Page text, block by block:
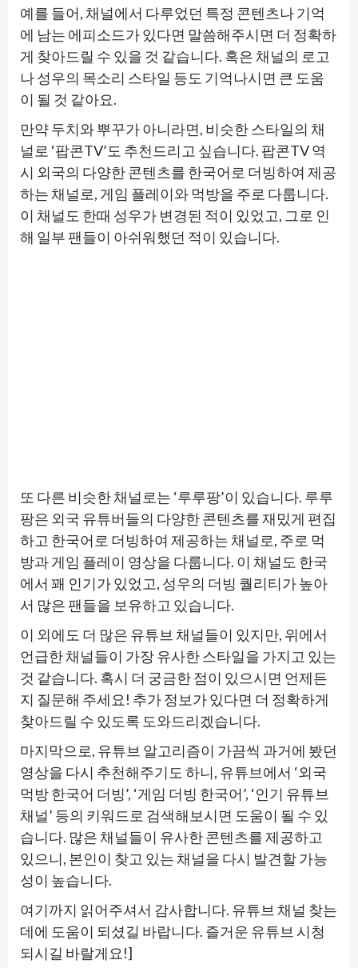
예를 들어, 채널에서 다루었던 특정 콘텐츠나 기억
에 남는 에피소드가 있다면 말씀해주시면 더 정확하
게 찾아드릴 수 있을 것 같습니다. 혹은 채널의 로고
나 성우의 목소리 스타일 등도 기억나시면 큰 도움
이 될 것 같아요.
만약 두치와 뿌꾸가 아니라면, 비슷한 스타일의 채
널로 ‘팝콘TV’도 추천드리고 싶습니다. 팝콘TV 역
시 외국의 다양한 콘텐츠를 한국어로 더빙하여 제공
하는 채널로, 게임 플레이와 먹방을 주로 다룹니다.
이 채널도 한때 성우가 변경된 적이 있었고, 그로 인
해 일부 팬들이 아쉬워했던 적이 있습니다.
또 다른 비슷한 채널로는 ‘루루팡’이 있습니다. 루루
팡은 외국 유튜버들의 다양한 콘텐츠를 재밌게 편집
하고 한국어로 더빙하여 제공하는 채널로, 주로 먹
방과 게임 플레이 영상을 다룹니다. 이 채널도 한국
에서 꽤 인기가 있었고, 성우의 더빙 퀄리티가 높아
서 많은 팬들을 보유하고 있습니다.
이 외에도 더 많은 유튜브 채널들이 있지만, 위에서
언급한 채널들이 가장 유사한 스타일을 가지고 있는
것 같습니다. 혹시 더 궁금한 점이 있으시면 언제든
지 질문해 주세요! 추가 정보가 있다면 더 정확하게
찾아드릴 수 있도록 도와드리겠습니다.
마지막으로, 유튜브 알고리즘이 가끔씩 과거에 봤던
영상을 다시 추천해주기도 하니, 유튜브에서 ‘외국
먹방 한국어 더빙’, ‘게임 더빙 한국어’, ‘인기 유튜브
채널’ 등의 키워드로 검색해보시면 도움이 될 수 있
습니다. 많은 채널들이 유사한 콘텐츠를 제공하고
있으니, 본인이 찾고 있는 채널을 다시 발견할 가능
성이 높습니다.
여기까지 읽어주셔서 감사합니다. 유튜브 채널 찾는
데에 도움이 되셨길 바랍니다. 즐거운 유튜브 시청
되시길 바랄게요!]